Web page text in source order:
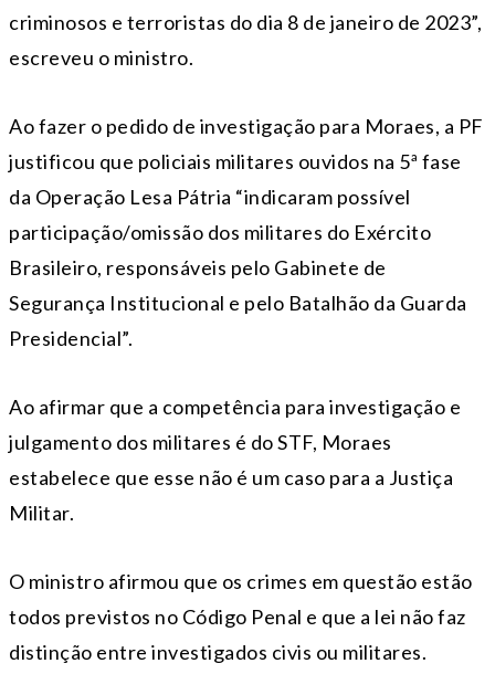
criminosos e terroristas do dia 8 de janeiro de 2023”,
escreveu o ministro.
Ao fazer o pedido de investigação para Moraes, a PF
justificou que policiais militares ouvidos na 5ª fase
da Operação Lesa Pátria “indicaram possível
participação/omissão dos militares do Exército
Brasileiro, responsáveis pelo Gabinete de
Segurança Institucional e pelo Batalhão da Guarda
Presidencial”.
Ao afirmar que a competência para investigação e
julgamento dos militares é do STF, Moraes
estabelece que esse não é um caso para a Justiça
Militar.
O ministro afirmou que os crimes em questão estão
todos previstos no Código Penal e que a lei não faz
distinção entre investigados civis ou militares.